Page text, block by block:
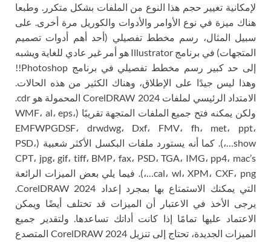
لإمكانية تغيير حجم هذا النوع من الملفات بشكل متكرر. وطبعا
هناك ميزة في نوع الأوامر والأدوات والكوريل مرة أخرى. على
سبيل المثال، رسم مخطط تفصيلي (أحد أهم أدوات تصميم
المتجهات) في برنامج Illustrator هو أمر غير عادي للغاية ويشبه
إلى حد كبير رسم مخطط تفصيلي في برنامج Photoshop!!
وهذا ليس جيدًا على الإطلاق، وهناك الكثير من هذه الحالات.
الامتداد الرئيسي لملفات CorelDRAW 2024 المحمولة هو cdr.
ولكن يمكنه فتح جميع الملفات المتجهة تقريبًا (WMF، al، eps،
EMFWPGDSF، drwdwg، Dxf، FMV، fh، met، ppt،
show…،). كما أنه يستورد ملفات البكسل الأكثر شعبية (PSD،
CPT، jpg، gif، tiff، BMP، fax، PSD، TGA، IMG، pp4، mac’s
cal، wl، XPM، CXF، png…،). فيما يلي بعض الميزات الرائعة
التي يمكنك الاستمتاع بها بمجرد إعداد CorelDRAW 2024.
يرجى الأخذ في الاعتبار أن الميزات قد تختلف أيضًا ويمكن
الاعتماد عليها تمامًا إذا كانت أداتك تساعدها. ولتقدير جميع
الميزات الجديدة، تحتاج إلى تنزيل CorelDRAW 2024 المتصدع